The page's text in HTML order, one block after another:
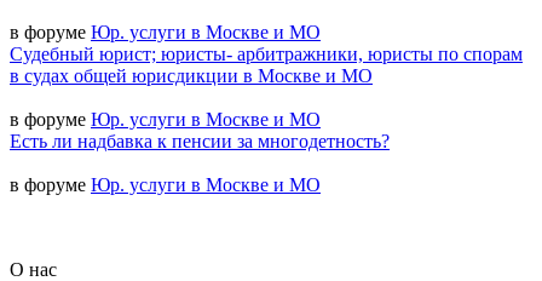
в форуме Юр. услуги в Москве и МО
Судебный юрист; юристы- арбитражники, юристы по спорам
в судах общей юрисдикции в Москве и МО
в форуме Юр. услуги в Москве и МО
Есть ли надбавка к пенсии за многодетность?
в форуме Юр. услуги в Москве и МО
О нас